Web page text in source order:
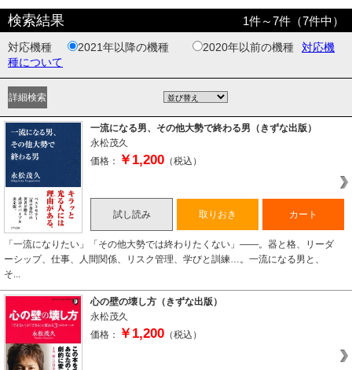
検索結果 1件～7件（7件中）
対応機種 2021年以降の機種 2020年以前の機種
対応機
種について
一流になる男、その他大勢で終わる男（きずな出版）
永松茂久
価格：
￥1,200 （税込）
試し読み 取りおき カート
「一流になりたい」「その他大勢では終わりたくない」――。器と格、リーダ
ーシップ、仕事、人間関係、リスク管理、学びと訓練…。一流になる男と、
そ...
心の壁の壊し方（きずな出版）
永松茂久
価格：
￥1,200 （税込）